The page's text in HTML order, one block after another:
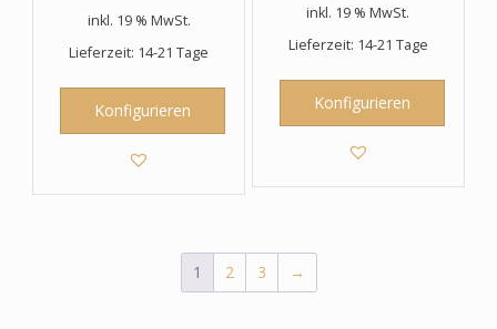
inkl. 19 % MwSt.
Lieferzeit: 14-21 Tage
Konfigurieren
inkl. 19 % MwSt.
Lieferzeit: 14-21 Tage
Konfigurieren
1 2 3 →